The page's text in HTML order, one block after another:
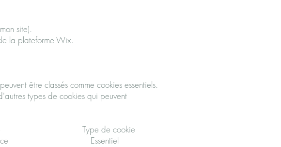
site).
la plateforme Wix.
être classés comme cookies essentiels.
types de cookies qui peuvent
Type de cookie
Séance Essentiel